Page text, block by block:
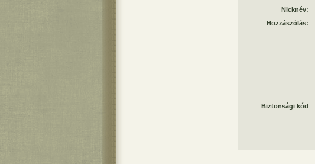
Nicknév:
Hozzászólás:
Biztonsági kód